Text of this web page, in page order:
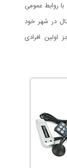
روابط عمومی
در شهر خود
اولین افرادی